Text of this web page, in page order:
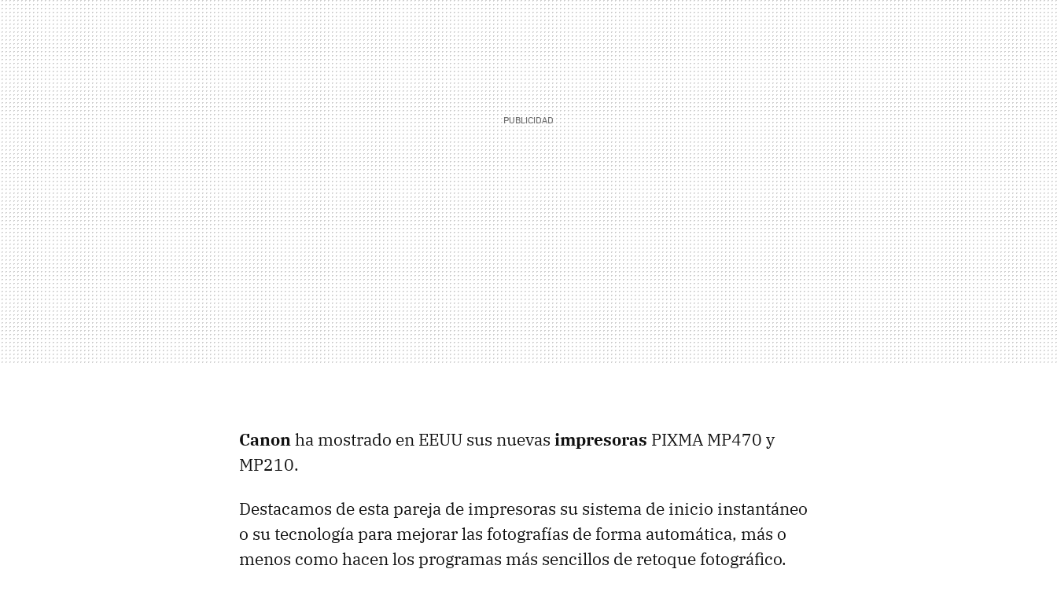
Canonha mostrado en EEUU sus nuevas impresoras PIXMA MP470 y
MP210.
Destacamos de esta pareja de impresoras su sistema de inicio instantáneo
o su tecnología para mejorar las fotografías de forma automática, más o
menos como hacen los programas más sencillos de retoque fotográfico.